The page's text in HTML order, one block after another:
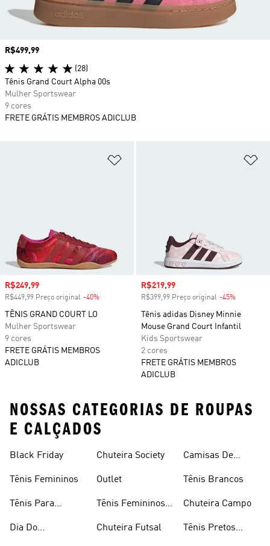
Preço com desconto
R$249,99
R$449,99 Preço original -40%
TÊNIS GRAND COURT LO
Mulher Sportswear
9 cores
FRETE GRÁTIS MEMBROS
ADICLUB
Preço com desconto
R$219,99
R$399,99 Preço original -45%
Tênis adidas Disney Minnie
Mouse Grand Court Infantil
Kids Sportswear
2 cores
FRETE GRÁTIS MEMBROS
ADICLUB
Preço
R$499,99
(28)
Tênis Grand Court Alpha 00s
Mulher Sportswear
9 cores
FRETE GRÁTIS MEMBROS ADICLUB
NOSSAS CATEGORIAS DE ROUPAS
E CALÇADOS
Black Friday
Tênis Femininos
Tênis Para
Dia Do
Chuteira Society
Outlet
Tênis Femininos
Chuteira Futsal
Camisas De
Tênis Brancos
Chuteira Campo
Tênis Pretos